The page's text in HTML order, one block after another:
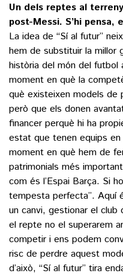
Un dels reptes al
post-Messi. S’hi pensa,
La idea de “Sí al futur”
hem de substituir la millor
història del món del futbol
moment en què la
què existeixen models de
però que els donen
financer perquè hi ha
estat que tenen equips
moment en què hem de
patrimonials més
com és l’Espai Barça. Si
tempesta perfecta”. Aquí
un canvi, gestionar el club
el repte no el superarem
competir i ens podem
risc de perdre aquest
d’això, “Sí al futur” tira